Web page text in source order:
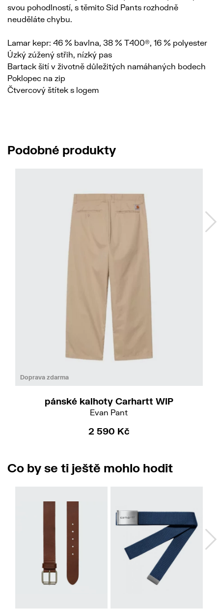
svou pohodlností, s těmito Sid Pants rozhodně
neuděláte chybu.
Lamar kepr: 46 % bavlna, 38 % T400®, 16 % polyester
Úzký zúžený střih, nízký pas
Bartack šití v životně důležitých namáhaných bodech
Poklopec na zip
Čtvercový štítek s logem
Podobné produkty
Doprava zdarma
pánské kalhoty Carhartt WIP
Evan Pant
2 590 Kč
Co by se ti ještě mohlo hodit